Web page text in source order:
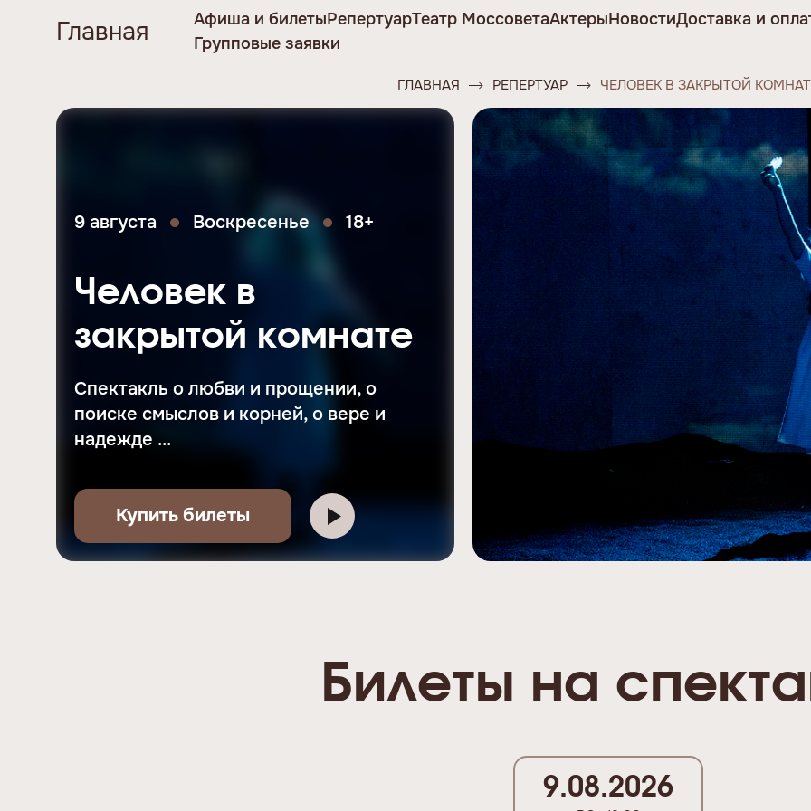
Главная Афиша и билетыРепертуарТеатр МоссоветаАктерыНовостиДоставка и
Групповые заявки
ГЛАВНАЯ РЕПЕРТУАР ЧЕЛОВЕК В ЗАКРЫТОЙ
9 августа Воскресенье 18+
Человек в
закрытой комнате
Спектакль о любви и прощении, о
поиске смыслов и корней, о вере и
надежде ...
Купить билеты
Билеты на
9.08.2026